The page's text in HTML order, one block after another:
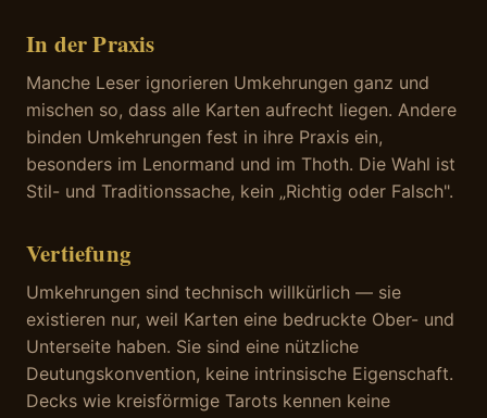
In der Praxis
Manche Leser ignorieren Umkehrungen ganz und
mischen so, dass alle Karten aufrecht liegen. Andere
binden Umkehrungen fest in ihre Praxis ein,
besonders im Lenormand und im Thoth. Die Wahl ist
Stil- und Traditionssache, kein „Richtig oder Falsch".
Vertiefung
Umkehrungen sind technisch willkürlich — sie
existieren nur, weil Karten eine bedruckte Ober- und
Unterseite haben. Sie sind eine nützliche
Deutungskonvention, keine intrinsische Eigenschaft.
Decks wie kreisförmige Tarots kennen keine